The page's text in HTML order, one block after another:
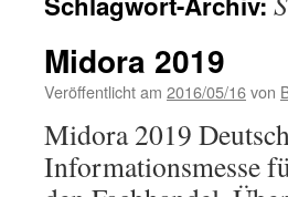
Midora 2019
Veröffentlicht am 2016/05/16von
Midora 2019
Informationsmesse